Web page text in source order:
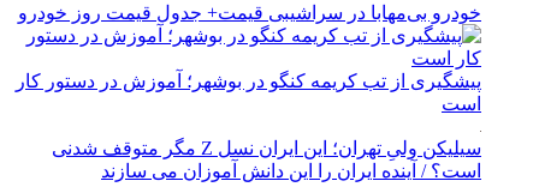
خودرو بی‌مهابا در سراشیبی قیمت+ جدول قیمت روز خودرو
پیشگیری از تب کریمه کنگو در بوشهر؛ آموزش در دستور کار
است
سیلیکن ولیِ تهران؛ این ایران نسل Z مگر متوقف شدنی
است؟ / آینده ایران را این دانش آموزان می سازند